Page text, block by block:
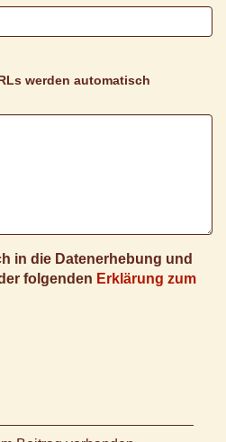
werden automatisch
in die Datenerhebung und
folgenden Erklärung zum